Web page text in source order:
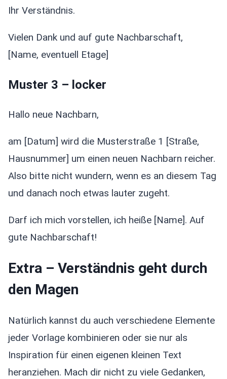
Ihr Verständnis.
Vielen Dank und auf gute Nachbarschaft,
[Name, eventuell Etage]
Muster 3 – locker
Hallo neue Nachbarn,
am [Datum] wird die Musterstraße 1 [Straße,
Hausnummer] um einen neuen Nachbarn reicher.
Also bitte nicht wundern, wenn es an diesem Tag
und danach noch etwas lauter zugeht.
Darf ich mich vorstellen, ich heiße [Name]. Auf
gute Nachbarschaft!
Extra – Verständnis geht durch
den Magen
Natürlich kannst du auch verschiedene Elemente
jeder Vorlage kombinieren oder sie nur als
Inspiration für einen eigenen kleinen Text
heranziehen. Mach dir nicht zu viele Gedanken,